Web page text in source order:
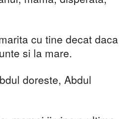
cu tine decat daca
si la mare.
doreste, Abdul